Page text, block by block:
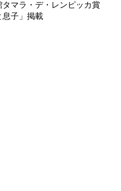
マラ・デ・レンピッカ賞
息子」掲載